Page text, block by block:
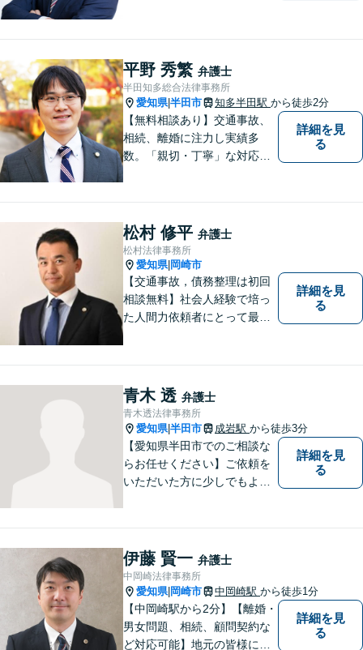
護士が、事業経営を強力サポ
ートいたします！【ネット予
約可】【駐車場あり】【見積
無料】
平野 秀繁 弁護士
半田知多総合法律事務所
愛知県|半田市 知多半田駅 から徒歩2分
【無料相談あり】交通事故、
相続、離婚に注力し実績多
数。「親切・丁寧」な対応
詳細を見
る
松村 修平 弁護士
松村法律事務所
愛知県| 岡崎市
【交通事故，債務整理は初回
相談無料】社会人経験で培っ
た人間力依頼者にとって最大
を追求する弁護士です。
詳細を見
る
青木 透 弁護士
青木透法律事務所
愛知県|半田市 成岩駅 から徒歩3分
【愛知県半田市でのご相談な
らお任せください】ご依頼を
いただいた方に少しでもよい
詳細を見
る
伊藤 賢一 弁護士
中岡崎法律事務所
愛知県| 岡崎市 中岡崎駅 から徒歩1分
【中岡崎駅から2分】【離婚・
男女問題、相続、顧問契約な
ど対応可能】地元の皆様にご
詳細を見
る